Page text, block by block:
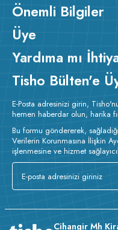
Önemli Bilgiler
Üye
Yardıma mı
Tisho Bülten'e
E-Posta adresinizi girin,
hemen haberdar olun, harika
Bu formu göndererek,
Verilerin Korunmasına İlişkin
işlenmesine ve hizmet
Cihangir Mh